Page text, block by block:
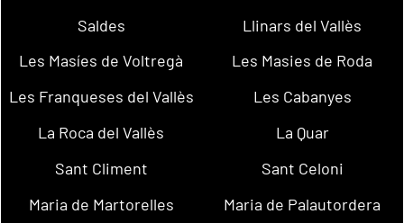
Saldes
Llinars del Vallès
Les Masíes de Voltregà
Les Masies de Roda
Les Franqueses del Vallès
Les Cabanyes
La Roca del Vallès
La Quar
Sant Climent
Sant Celoni
Maria de Martorelles
Maria de Palautordera